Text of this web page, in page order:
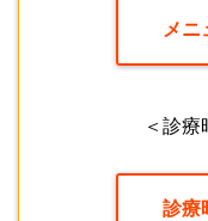
メニ
＜診療
診療